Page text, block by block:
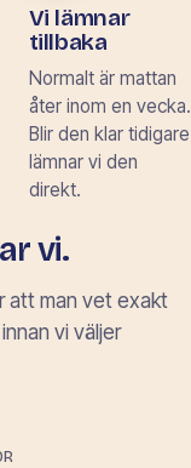
Vi lämnar
tillbaka
Normalt är mattan
åter inom en vecka.
Blir den klar tidigare
lämnar vi den
direkt.
vi.
att man vet exakt
vi väljer